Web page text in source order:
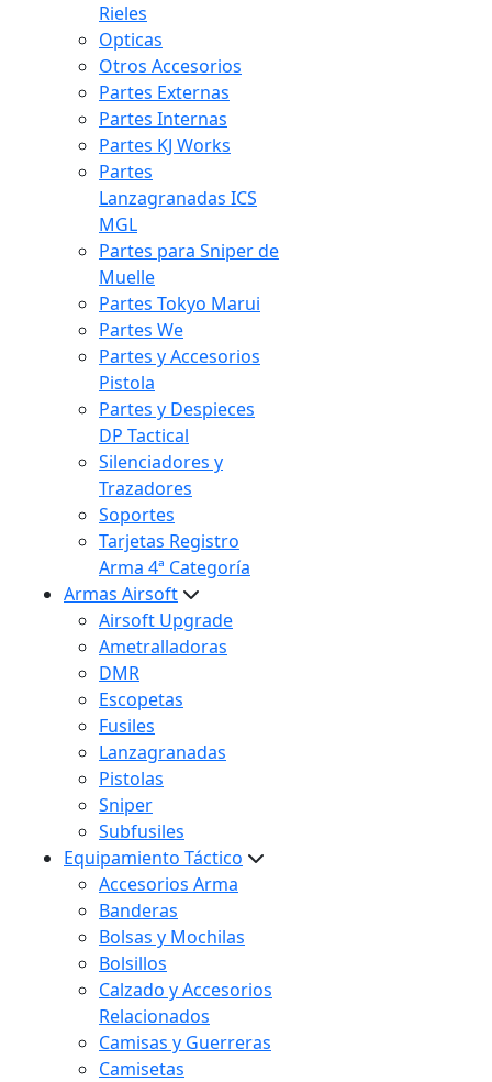
Rieles
Opticas
Otros Accesorios
Partes Externas
Partes Internas
Partes KJ Works
Partes
Lanzagranadas ICS
MGL
Partes para Sniper de
Muelle
Partes Tokyo Marui
Partes We
Partes y Accesorios
Pistola
Partes y Despieces
DP Tactical
Silenciadores y
Trazadores
Soportes
Tarjetas Registro
Arma 4ª Categoría
Armas Airsoft
Airsoft Upgrade
Ametralladoras
DMR
Escopetas
Fusiles
Lanzagranadas
Pistolas
Sniper
Subfusiles
Equipamiento Táctico
Accesorios Arma
Banderas
Bolsas y Mochilas
Bolsillos
Calzado y Accesorios
Relacionados
Camisas y Guerreras
Camisetas